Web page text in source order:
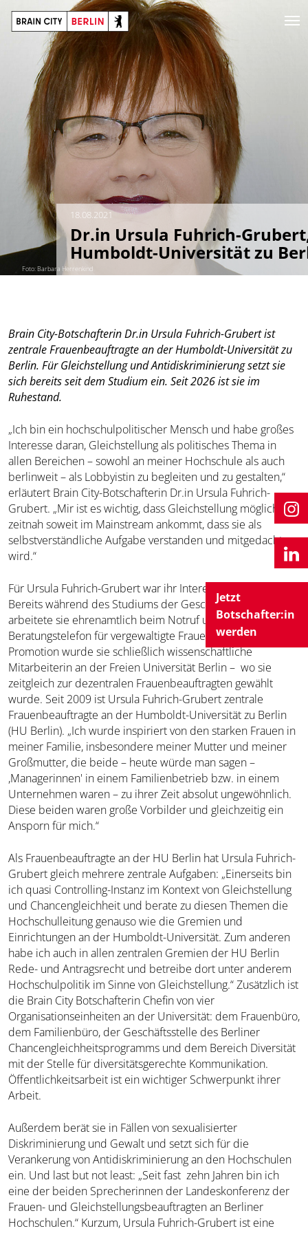
Jetzt
Botschafter:in
werden
Foto: Barbara Herrenkind
18.08.2021
Dr.in Ursula Fuhrich-
Humboldt-Universität zu
Brain City-Botschafterin Dr.in Ursula Fuhrich-Grubert ist
zentrale Frauenbeauftragte an der Humboldt-Universität zu
Berlin. Für Gleichstellung und Antidiskriminierung setzt sie
sich bereits seit dem Studium ein. Seit 2026 ist sie im
Ruhestand.
„Ich bin ein hochschulpolitischer Mensch und habe großes
Interesse daran, Gleichstellung als politisches Thema in
allen Bereichen – sowohl an meiner Hochschule als auch
berlinweit – als Lobbyistin zu begleiten und zu gestalten,“
erläutert Brain City-Botschafterin Dr.in Ursula Fuhrich-
Grubert. „Mir ist es wichtig, dass Gleichstellung möglichst
zeitnah soweit im Mainstream ankommt, dass sie als
selbstverständliche Aufgabe verstanden und mitgedacht
wird.“
Für Ursula Fuhrich-Grubert war ihr Interesse Berufung.
Bereits während des Studiums der Geschichte in Berlin
arbeitete sie ehrenamtlich beim Notruf und
Beratungstelefon für vergewaltigte Frauen. Nach der
Promotion wurde sie schließlich wissenschaftliche
Mitarbeiterin an der Freien Universität Berlin – wo sie
zeitgleich zur dezentralen Frauenbeauftragten gewählt
wurde. Seit 2009 ist Ursula Fuhrich-Grubert zentrale
Frauenbeauftragte an der Humboldt-Universität zu Berlin
(HU Berlin). „Ich wurde inspiriert von den starken Frauen in
meiner Familie, insbesondere meiner Mutter und meiner
Großmutter, die beide – heute würde man sagen –
,Managerinnen' in einem Familienbetrieb bzw. in einem
Unternehmen waren – zu ihrer Zeit absolut ungewöhnlich.
Diese beiden waren große Vorbilder und gleichzeitig ein
Ansporn für mich.“
Als Frauenbeauftragte an der HU Berlin hat Ursula Fuhrich-
Grubert gleich mehrere zentrale Aufgaben: „Einerseits bin
ich quasi Controlling-Instanz im Kontext von Gleichstellung
und Chancengleichheit und berate zu diesen Themen die
Hochschulleitung genauso wie die Gremien und
Einrichtungen an der Humboldt-Universität. Zum anderen
habe ich auch in allen zentralen Gremien der HU Berlin
Rede- und Antragsrecht und betreibe dort unter anderem
Hochschulpolitik im Sinne von Gleichstellung.“ Zusätzlich ist
die Brain City Botschafterin Chefin von vier
Organisationseinheiten an der Universität: dem Frauenbüro,
dem Familienbüro, der Geschäftsstelle des Berliner
Chancengleichheitsprogramms und dem Bereich Diversität
mit der Stelle für diversitätsgerechte Kommunikation.
Öffentlichkeitsarbeit ist ein wichtiger Schwerpunkt ihrer
Arbeit.
Außerdem berät sie in Fällen von sexualisierter
Diskriminierung und Gewalt und setzt sich für die
Verankerung von Antidiskriminierung an den Hochschulen
ein. Und last but not least: „Seit fast zehn Jahren bin ich
eine der beiden Sprecherinnen der Landeskonferenz der
Frauen- und Gleichstellungsbeauftragten an Berliner
Hochschulen.“ Kurzum, Ursula Fuhrich-Grubert ist eine